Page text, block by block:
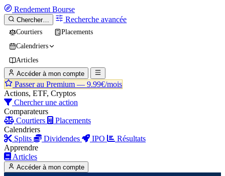
Rendement Bourse
Chercher… Recherche avancée
Courtiers
Placements
Calendriers
Articles
Accéder à mon compte
Passer au Premium — 9.99€/mois
Actions, ETF, Cryptos
Chercher une action
Comparateurs
Courtiers
Placements
Calendriers
Splits
Dividendes IPO
Résultats
Apprendre
Articles
Accéder à mon compte